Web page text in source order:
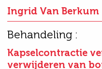
Ingrid Van Berkum
Behandeling :
Kapselcontractie
verwijderen van